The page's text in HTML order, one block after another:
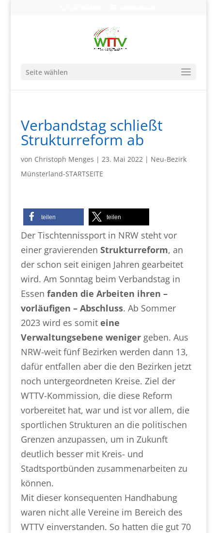
Seite wählen
Verbandstag schließt
Strukturreform ab
von Christoph Menges | 23. Mai 2022| Neu-Bezirk
Münsterland-STARTSEITE
teilen teilen
Der Tischtennissport in NRW steht vor
einer gravierenden Strukturreform, an
der schon seit einigen Jahren gearbeitet
wird. Am Sonntag beim Verbandstag in
Essen fanden die Arbeiten ihren –
vorläufigen – Abschluss. Ab Sommer
2023 wird es somit eine
Verwaltungsebene wenigergeben. Aus
NRW-weit fünf Bezirken werden dann 13,
dafür entfallen aber die den Bezirken jetzt
noch untergeordneten Kreise. Ziel der
WTTV-Kommission, die diese Reform
vorbereitet hat, war und ist vor allem, die
sportlichen Strukturen an die politischen
Grenzen anzupassen, um in Zukunft
deutlich besser mit Kreis- und
Stadtsportbünden zusammenarbeiten zu
können.
Mit dieser konsequenten Handhabung
waren nicht alle Vereine im Bereich des
WTTV einverstanden. So hatten die gut 70